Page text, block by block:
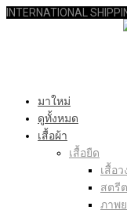
INTERNATIONAL
มาใหม่
ดูทั้งหมด
เสื้อผ้า
เสื้อยืด
เสื้อว
สตรี
ภาพ